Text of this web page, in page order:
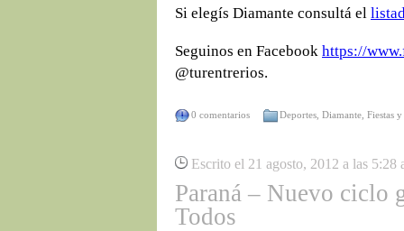
Si elegís Diamante consultá el
Seguinos en Facebook https://
@turentrerios.
0 comentarios Deportes Diamante Fiestas
Escrito el 21 agosto, 2012 a las 5:28
Paraná – Nuevo ciclo
Todos